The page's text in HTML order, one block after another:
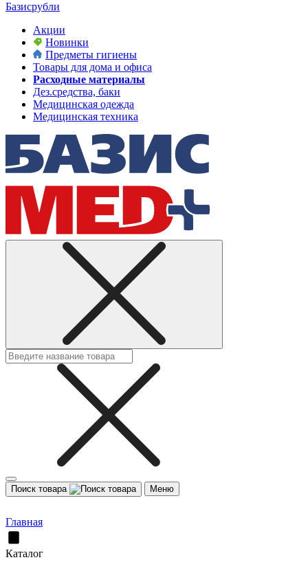
Базисрубли
Акции
Новинки
Предметы гигиены
Товары для дома и офиса
Расходные материалы
Дез.средства, баки
Медицинская одежда
Медицинская техника
Поиск товара Меню
Главная
Каталог